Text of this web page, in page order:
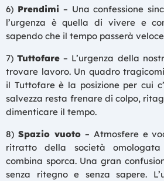
6) Prendimi – Una confessione
l’urgenza è quella di vivere e
sapendo che il tempo passerà
7)Tuttofare – L’urgenza della
trovare lavoro. Un quadro
il Tuttofare è la posizione per cui
salvezza resta frenare di colpo,
dimenticare il tempo.
8) Spazio vuoto– Atmosfere e
ritratto della società
combina sporca. Una gran
senza ritegno e senza sapere.